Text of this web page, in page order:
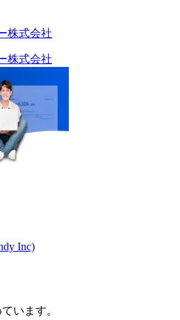
株式会社
株式会社
Inc)
います。